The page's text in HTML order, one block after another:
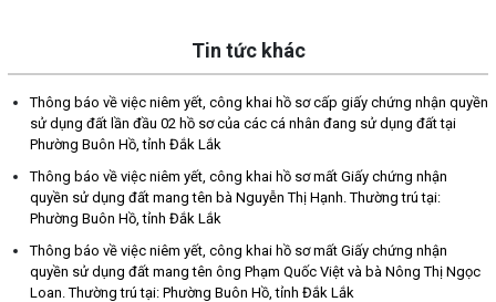
Tin tức khác
Thông báo về việc niêm yết, công khai hồ sơ cấp giấy chứng nhận quyền
sử dụng đất lần đầu 02 hồ sơ của các cá nhân đang sử dụng đất tại
Phường Buôn Hồ, tỉnh Đắk Lắk
Thông báo về việc niêm yết, công khai hồ sơ mất Giấy chứng nhận
quyền sử dụng đất mang tên bà Nguyễn Thị Hạnh. Thường trú tại:
Phường Buôn Hồ, tỉnh Đắk Lắk
Thông báo về việc niêm yết, công khai hồ sơ mất Giấy chứng nhận
quyền sử dụng đất mang tên ông Phạm Quốc Việt và bà Nông Thị Ngọc
Loan. Thường trú tại: Phường Buôn Hồ, tỉnh Đắk Lắk